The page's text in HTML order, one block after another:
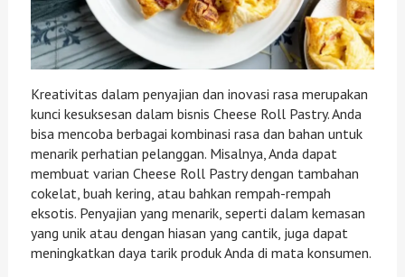
Kreativitas dalam penyajian dan inovasi rasa merupakan
kunci kesuksesan dalam bisnis Cheese Roll Pastry. Anda
bisa mencoba berbagai kombinasi rasa dan bahan untuk
menarik perhatian pelanggan. Misalnya, Anda dapat
membuat varian Cheese Roll Pastry dengan tambahan
cokelat, buah kering, atau bahkan rempah-rempah
eksotis. Penyajian yang menarik, seperti dalam kemasan
yang unik atau dengan hiasan yang cantik, juga dapat
meningkatkan daya tarik produk Anda di mata konsumen.